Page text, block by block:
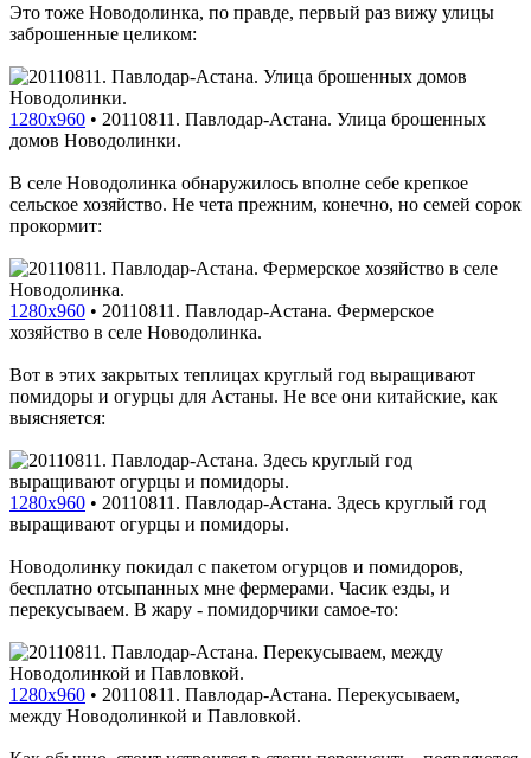
Это тоже Новодолинка, по правде, первый раз вижу улицы
заброшенные целиком:
1280x960 • 20110811. Павлодар-Астана. Улица брошенных
домов Новодолинки.
В селе Новодолинка обнаружилось вполне себе крепкое
сельское хозяйство. Не чета прежним, конечно, но семей сорок
прокормит:
1280x960 • 20110811. Павлодар-Астана. Фермерское
хозяйство в селе Новодолинка.
Вот в этих закрытых теплицах круглый год выращивают
помидоры и огурцы для Астаны. Не все они китайские, как
выясняется:
1280x960 • 20110811. Павлодар-Астана. Здесь круглый год
выращивают огурцы и помидоры.
Новодолинку покидал с пакетом огурцов и помидоров,
бесплатно отсыпанных мне фермерами. Часик езды, и
перекусываем. В жару - помидорчики самое-то:
1280x960 • 20110811. Павлодар-Астана. Перекусываем,
между Новодолинкой и Павловкой.